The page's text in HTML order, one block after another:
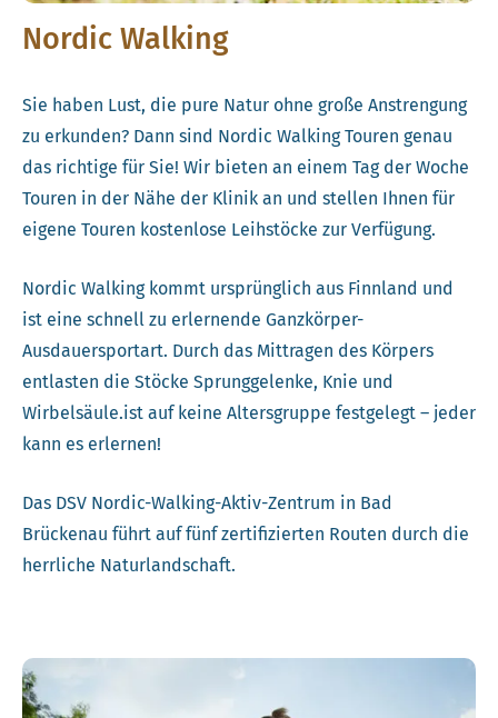
Nordic Walking
Sie haben Lust, die pure Natur ohne große Anstrengung
zu erkunden? Dann sind Nordic Walking Touren genau
das richtige für Sie! Wir bieten an einem Tag der Woche
Touren in der Nähe der Klinik an und stellen Ihnen für
eigene Touren kostenlose Leihstöcke zur Verfügung.
Nordic Walking kommt ursprünglich aus Finnland und
ist eine schnell zu erlernende Ganzkörper-
Ausdauersportart. Durch das Mittragen des Körpers
entlasten die Stöcke Sprunggelenke, Knie und
Wirbelsäule.ist auf keine Altersgruppe festgelegt – jeder
kann es erlernen!
Das DSV Nordic-Walking-Aktiv-Zentrum in Bad
Brückenau führt auf fünf zertifizierten Routen durch die
herrliche Naturlandschaft.